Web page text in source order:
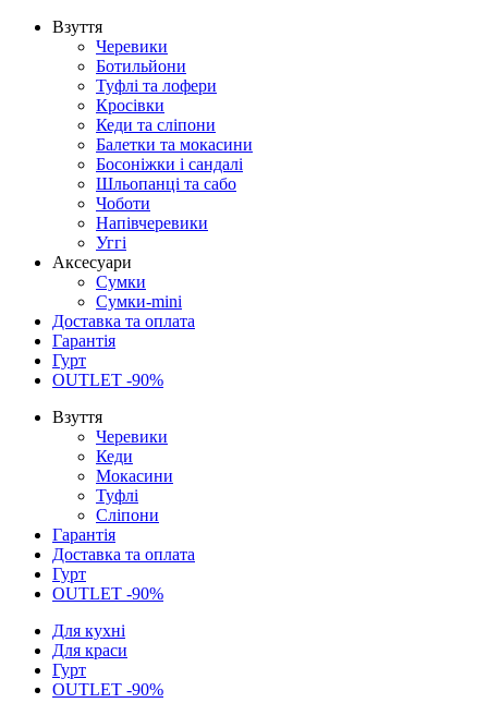
Взуття
Черевики
Ботильйони
Туфлі та лофери
Кросівки
Кеди та сліпони
Балетки та мокасини
Босоніжки і сандалі
Шльопанці та сабо
Чоботи
Напівчеревики
Уггі
Аксесуари
Сумки
Сумки-mini
Доставка та оплата
Гарантія
Гурт
OUTLET -90%
Взуття
Черевики
Кеди
Мокасини
Туфлі
Сліпони
Гарантія
Доставка та оплата
Гурт
OUTLET -90%
Для кухні
Для краси
Гурт
OUTLET -90%